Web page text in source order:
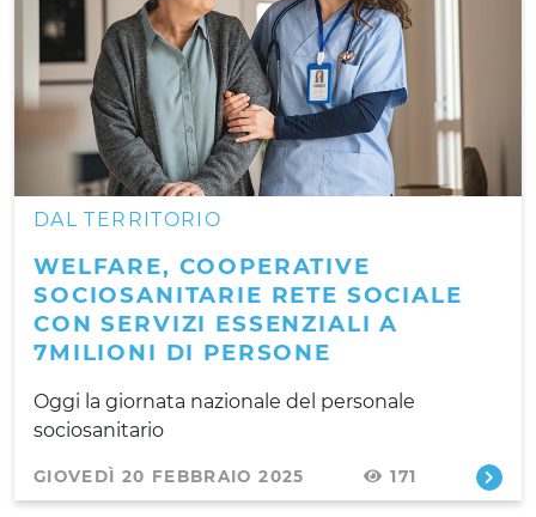
DAL TERRITORIO
WELFARE, COOPERATIVE
SOCIOSANITARIE RETE SOCIALE
CON SERVIZI ESSENZIALI A
7MILIONI DI PERSONE
Oggi la giornata nazionale del personale
sociosanitario
GIOVEDÌ 20 FEBBRAIO 2025 171